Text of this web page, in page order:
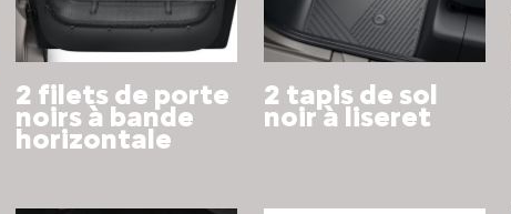
2 filets de porte
noirs à bande
horizontale
2 tapis de sol
noir à liseret